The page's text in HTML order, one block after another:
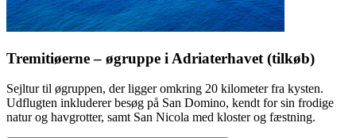
Tremitiøerne – øgruppe i Adriaterhavet (tilkøb)
Sejltur til øgruppen, der ligger omkring 20 kilometer fra kysten.
Udflugten inkluderer besøg på San Domino, kendt for sin frodige
natur og havgrotter, samt San Nicola med kloster og fæstning.